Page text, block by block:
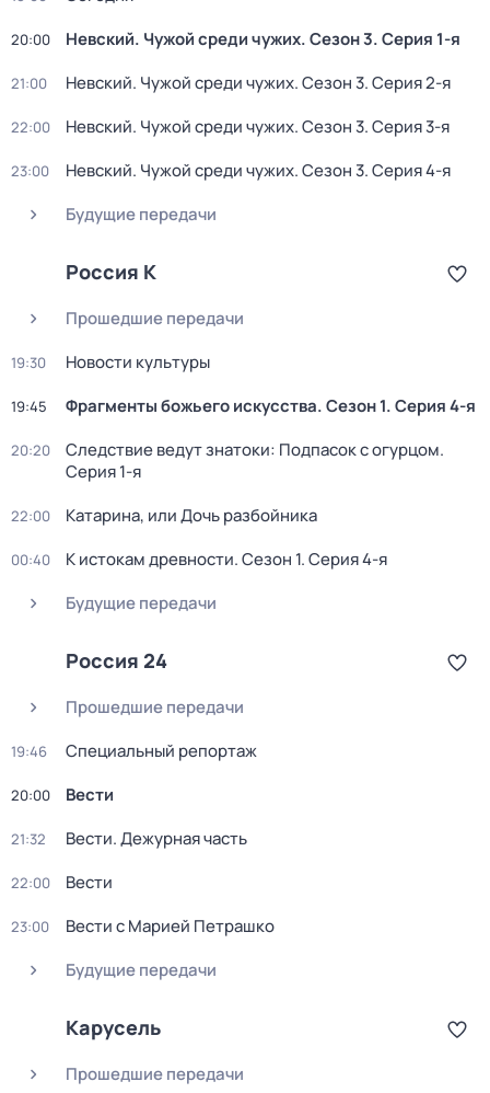
20:00 Невский. Чужой среди чужих. Сезон 3. Серия 1-я
21:00 Невский. Чужой среди чужих. Сезон 3. Серия 2-я
22:00 Невский. Чужой среди чужих. Сезон 3. Серия 3-я
23:00 Невский. Чужой среди чужих. Сезон 3. Серия 4-я
Будущие передачи
Россия К
Прошедшие передачи
19:30 Новости культуры
19:45 Фрагменты божьего искусства. Сезон 1. Серия 4-я
20:20 Следствие ведут знатоки: Подпасок с огурцом.
Серия 1-я
22:00 Катарина, или Дочь разбойника
00:40 К истокам древности. Сезон 1. Серия 4-я
Будущие передачи
Россия 24
Прошедшие передачи
19:46 Специальный репортаж
20:00 Вести
21:32 Вести. Дежурная часть
22:00 Вести
23:00
Вести с Марией Петрашко
Будущие передачи
Карусель
Прошедшие передачи